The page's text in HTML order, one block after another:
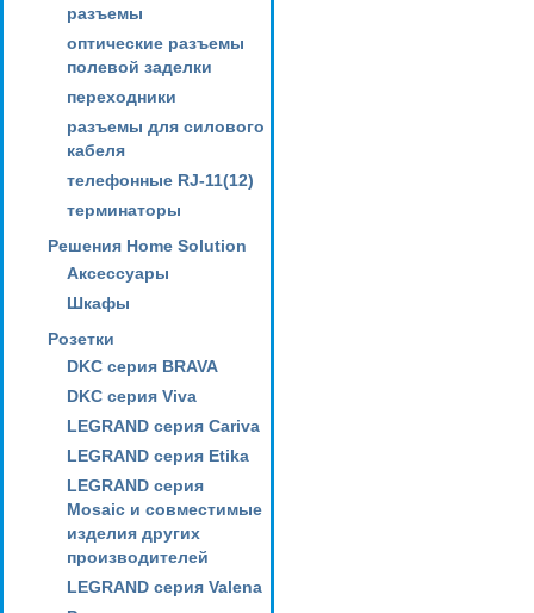
разъемы
оптические разъемы
полевой заделки
переходники
разъемы для силового
кабеля
телефонные RJ-11(12)
терминаторы
Решения Home Solution
Аксессуары
Шкафы
Розетки
DKC серия BRAVA
DKC серия Viva
LEGRAND серия Cariva
LEGRAND серия Etika
LEGRAND серия
Mosaic и совместимые
изделия других
производителей
LEGRAND серия Valena